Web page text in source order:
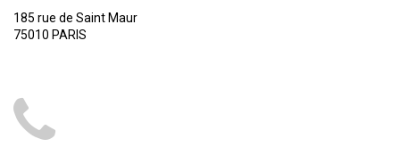
185 rue de Saint Maur
75010 PARIS